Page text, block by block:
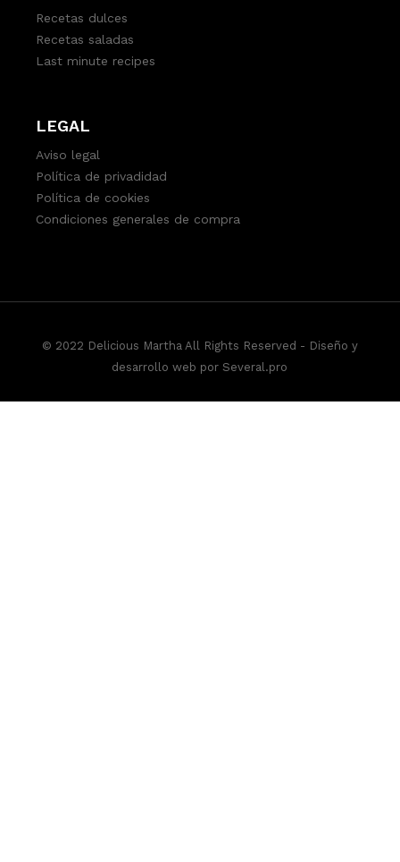
Recetas dulces
Recetas saladas
Last minute recipes
LEGAL
Aviso legal
Política de privadidad
Política de cookies
Condiciones generales de compra
© 2022 Delicious Martha All Rights Reserved - Diseño y
desarrollo web por Several.pro